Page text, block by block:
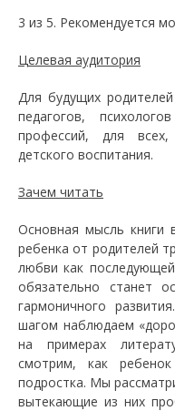
3 из 5. Рекомендуется
Целевая аудитория
Для будущих
педагогов,
профессий, для
детского воспитания.
Зачем читать
Основная мысль
ребенка от родителей
любви как
обязательно станет
гармоничного
шагом наблюдаем
на примерах
смотрим, как
подростка. Мы
вытекающие из них